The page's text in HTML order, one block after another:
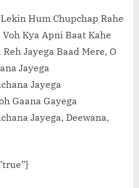
Hum Chupchap Rahe
Kya Apni Baat Kahe
Jayega Baad Mere, O
Jayega
Jayega
Gaana Gayega
Jayega, Deewana,